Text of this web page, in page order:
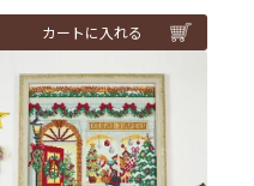
カートに入れる